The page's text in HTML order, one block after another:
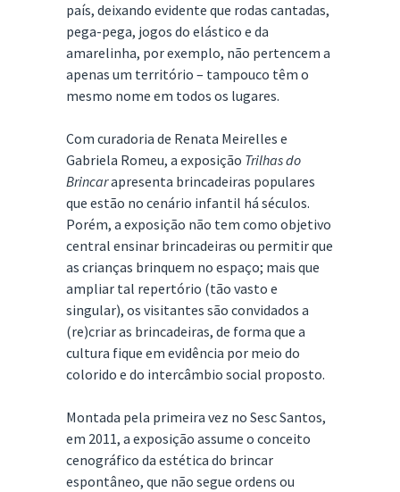
país, deixando evidente que rodas cantadas,
pega-pega, jogos do elástico e da
amarelinha, por exemplo, não pertencem a
apenas um território – tampouco têm o
mesmo nome em todos os lugares.
Com curadoria de Renata Meirelles e
Gabriela Romeu, a exposição Trilhas do
Brincarapresenta brincadeiras populares
que estão no cenário infantil há séculos.
Porém, a exposição não tem como objetivo
central ensinar brincadeiras ou permitir que
as crianças brinquem no espaço; mais que
ampliar tal repertório (tão vasto e
singular), os visitantes são convidados a
(re)criar as brincadeiras, de forma que a
cultura fique em evidência por meio do
colorido e do intercâmbio social proposto.
Montada pela primeira vez no Sesc Santos,
em 2011, a exposição assume o conceito
cenográfico da estética do brincar
espontâneo, que não segue ordens ou